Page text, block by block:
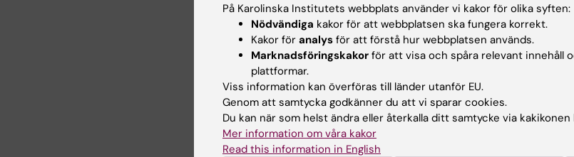
Vasa, Finland
Trondheim, Norge
Malta
Lissabon, Portugal
Innsbruck, Österrike
På Karolinska Institutets webbplats använder vi kakor för olika syften:
Nödvändiga kakor för att webbplatsen ska fungera korrekt.
Kakor för analys för att förstå hur webbplatsen används.
Marknadsföringskakor för att visa och spåra relevant innehåll
plattformar.
Viss information kan överföras till länder utanför EU.
Genom att samtycka godkänner du att vi sparar cookies.
Du kan när som helst ändra eller återkalla ditt samtycke via
Mer information om våra kakor
Read this information in English